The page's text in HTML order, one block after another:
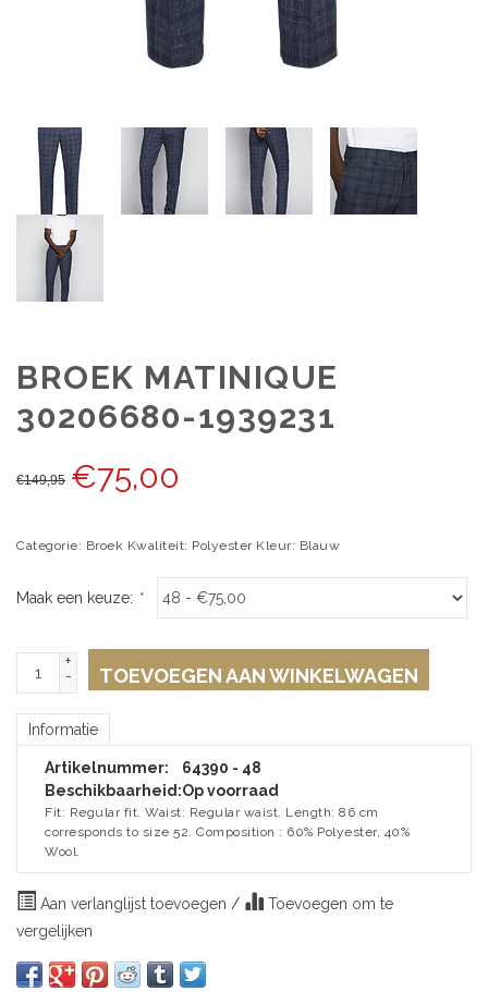
BROEK MATINIQUE
30206680-1939231
€149,95 €75,00
Categorie: Broek Kwaliteit: Polyester Kleur: Blauw
Maak een keuze: *
+
-
TOEVOEGEN AAN WINKELWAGEN
Informatie
Artikelnummer:
64390 - 48
Beschikbaarheid:Op voorraad
Fit: Regular fit. Waist: Regular waist. Length: 86 cm
corresponds to size 52. Composition : 60% Polyester, 40%
Wool.
Aan verlanglijst toevoegen /
Toevoegen om te
vergelijken